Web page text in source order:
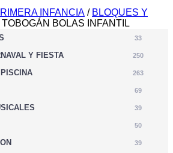
INFANCIA / BLOQUES Y
BOLAS INFANTIL
33
Y FIESTA 250
263
69
39
50
39